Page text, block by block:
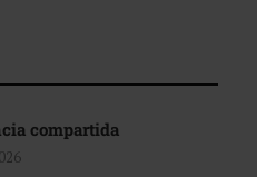
compartida